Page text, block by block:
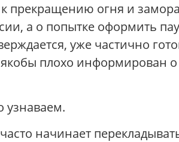
прекращению огня и
а о попытке оформить
уже частично
плохо информирован
начинает